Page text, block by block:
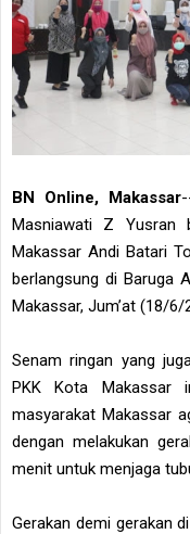
BN Online, Makassar
Masniawati Z Yusran
Makassar Andi Batari
berlangsung di Baruga
Makassar, Jum’at (18/6/
Senam ringan yang
PKK Kota Makassar
masyarakat Makassar
dengan melakukan
menit untuk menjaga
Gerakan demi gerakan